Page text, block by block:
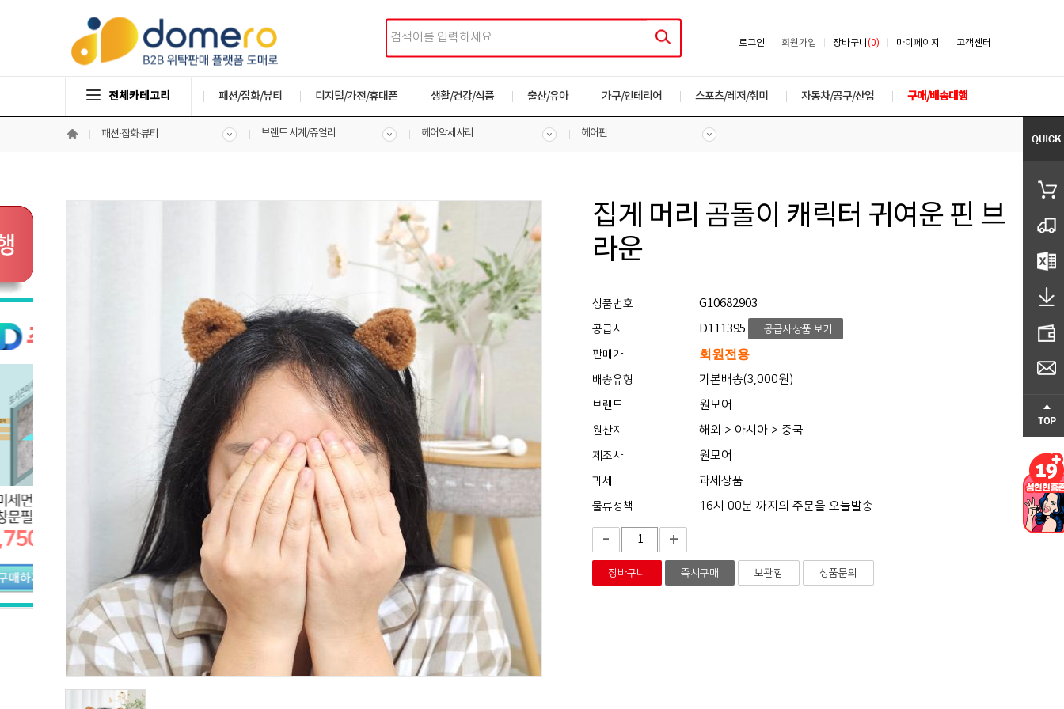
고객센터
마이페이지
장바구니 (0)
회원가입
로그인
전체카테고리 패션/잡화/뷰티 디지털/가전/휴대폰 생활/건강/식품 출산/유아 가구/인테리어 스포츠/레저/취미 자동차/공구/산업 구매/배송대행
패션·잡화·뷰티 브랜드 시계/쥬얼리 헤어악세사리 헤어핀
집게 머리 곰돌이 캐릭터 귀여운 핀 브
라운
상품번호 G10682903
공급사 D111395
판매가 회원전용
배송유형 기본배송(3,000원)
브랜드 원모어
원산지 해외 > 아시아 > 중국
제조사 원모어
과세 과세상품
물류정책 16시 00분 까지의 주문을 오늘발송
- +
장바구니 즉시구매 보관함 상품문의